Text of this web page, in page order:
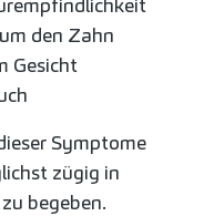
den Zahn
Gesicht
Symptome
zügig in
begeben.